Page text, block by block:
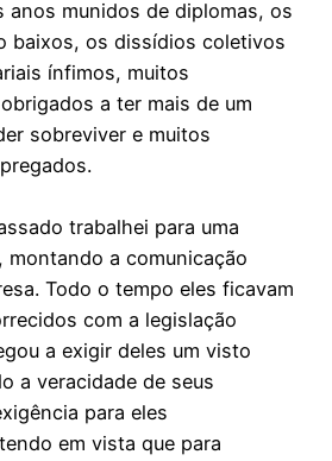
anos munidos de diplomas, os
baixos, os dissídios coletivos
ínfimos, muitos
a ter mais de um
sobreviver e muitos
trabalhei para uma
montando a comunicação
Todo o tempo eles ficavam
com a legislação
a exigir deles um visto
a veracidade de seus
para eles
em vista que para